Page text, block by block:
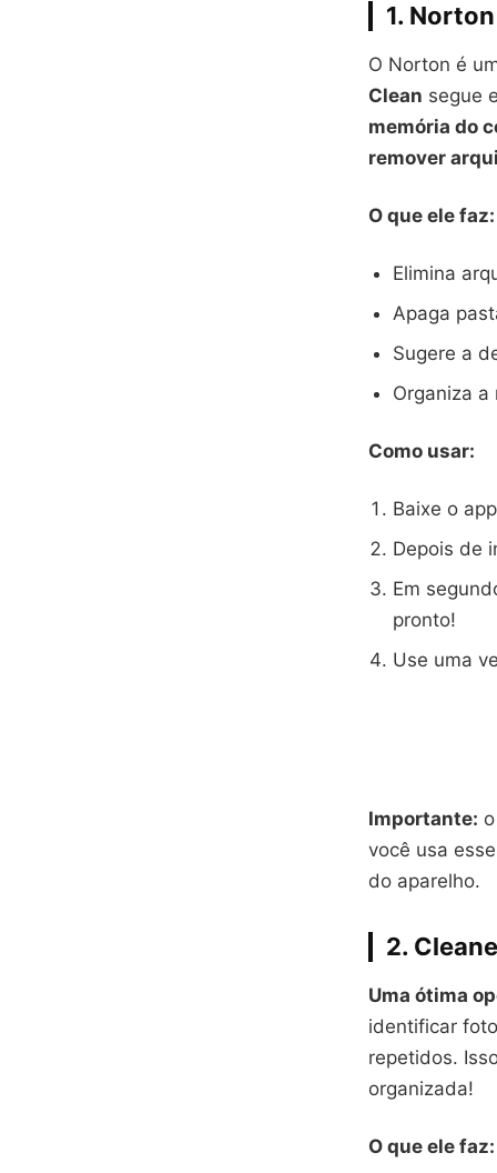
1.
O Norton é
Clean segue
memória do
remover
O que ele faz:
Elimina
Apaga
Sugere a
Organiza
Como usar:
Baixe o
Depois de
Em
pronto!
Use uma
Importante:
você usa
do aparelho.
2.
Uma ótima
identificar
repetidos.
organizada!
O que ele faz: